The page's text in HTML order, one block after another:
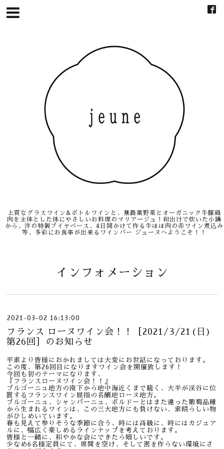
上質なグラスワイン&ボトルワインと、無農薬野菜とオーガニック牛豚鶏
肉を主体とした体にやさしいお料理のマリアージュ！和出汁で炊いた小鍋
から、洋の特製ブイヤベース、4日間かけて作る牛ほほ肉の赤ワイン煮込み
等、多彩にお食事が出来るワインバー ジューヌへようこそ！！
インフォメーション
2021-03-02 16:13:00
フランス ローヌワイン会！！［2021/3/21(日)
第26回］のお知らせ
平素より皆様におかれましては大変にお世話になっております。
この度、第26回目になりますワイン会を開催致します！
今回も初のテーマになります、
『フランスローヌワイン会！！』
ブルゴーニュ地方の南下から地中海近くまで続く、大半が渓谷に位
置するフランスワイン屈指の名醸地ローヌ地方。
ブルゴーニュ、シャンパーニュ、ボルドーとはまた違った葡萄品種
から生まれるワインは、この三大地方にも負けない、素晴らしい物
がひしめいています。
春も見えて参りそうな季節に合う、時には高級に、時にはカジュア
ルに、幅広く楽しめるラインナップを考えております。
皆様と一緒に、和やかな会にできたら嬉しいです。
少なめ6名様定員にて、席間を空け、そして密を作らない環境にさ